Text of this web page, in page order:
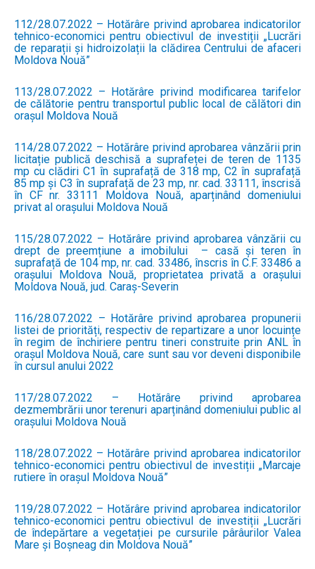
112/28.07.2022 – Hotărâre privind aprobarea indicatorilor
tehnico-economici pentru obiectivul de investiții „Lucrări
de reparații și hidroizolații la clădirea Centrului de afaceri
Moldova Nouă”
113/28.07.2022 – Hotărâre privind modificarea tarifelor
de călătorie pentru transportul public local de călători din
orașul Moldova Nouă
114/28.07.2022 – Hotărâre privind aprobarea vânzării prin
licitație publică deschisă a suprafeței de teren de 1135
mp cu clădiri C1 în suprafață de 318 mp, C2 în suprafață
85 mp și C3 în suprafață de 23 mp, nr. cad. 33111, înscrisă
în CF nr. 33111 Moldova Nouă, aparținând domeniului
privat al orașului Moldova Nouă
115/28.07.2022 – Hotărâre privind aprobarea vânzării cu
drept de preemțiune a imobilului – casă și teren în
suprafață de 104 mp, nr. cad. 33486, înscris în C.F. 33486 a
orașului Moldova Nouă, proprietatea privată a orașului
Moldova Nouă, jud. Caraș-Severin
116/28.07.2022 – Hotărâre privind aprobarea propunerii
listei de priorități, respectiv de repartizare a unor locuințe
în regim de închiriere pentru tineri construite prin ANL în
orașul Moldova Nouă, care sunt sau vor deveni disponibile
în cursul anului 2022
117/28.07.2022 – Hotărâre privind aprobarea
dezmembrării unor terenuri aparținând domeniului public al
orașului Moldova Nouă
118/28.07.2022 – Hotărâre privind aprobarea indicatorilor
tehnico-economici pentru obiectivul de investiții „Marcaje
rutiere în orașul Moldova Nouă”
119/28.07.2022 – Hotărâre privind aprobarea indicatorilor
tehnico-economici pentru obiectivul de investiții „Lucrări
de îndepărtare a vegetației pe cursurile pârâurilor Valea
Mare și Boșneag din Moldova Nouă”